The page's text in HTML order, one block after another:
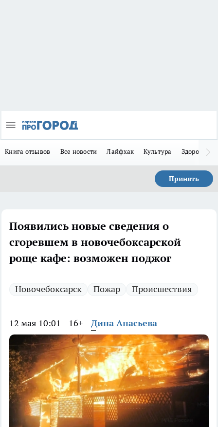
Книга отзывов Все новости Лайфхак Культура Здоровье
Принять
Появились новые сведения о
сгоревшем в новочебоксарской
роще кафе: возможен поджог
Новочебоксарск Пожар Происшествия
12 мая 10:01 16+ Дина Апасьева